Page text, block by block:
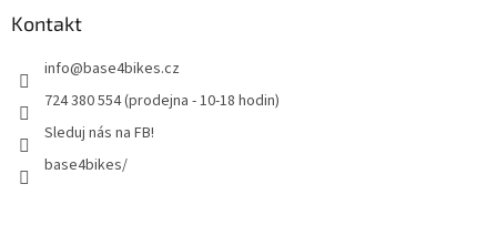
Kontakt
info@base4bikes.cz
724 380 554 (prodejna - 10-18 hodin)
Sleduj nás na FB!
base4bikes/